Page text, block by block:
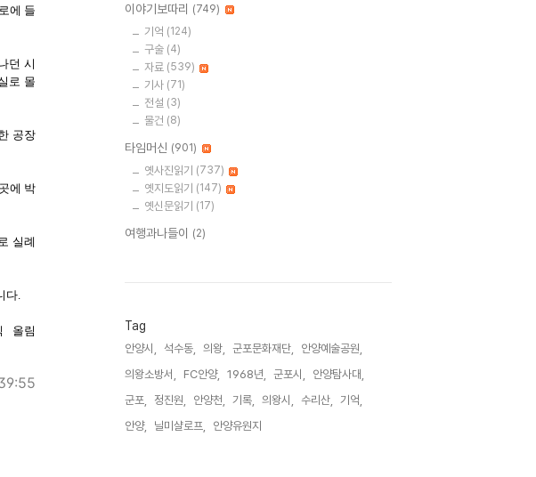
에 들
던 시
로 몰
공장
에 박
실례
다.
올림
이야기보따리 (749)
기억 (124)
구술 (4)
자료 (539)
기사 (71)
전설 (3)
물건 (8)
타임머신 (901)
옛사진읽기 (737)
옛지도읽기 (147)
옛신문읽기 (17)
여행과나들이 (2)
Tag
안양시, 석수동, 의왕, 군포문화재단,
안양예술공원,
의왕소방서,
FC안양, 1968년, 군포시,
안양탐사대,
군포,
정진원, 안양천, 기록, 의왕시, 수리산,
기억,
안양,
닐미샬로프, 안양유원지,